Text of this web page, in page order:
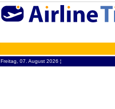
Freitag, 07. August 2026 ¦